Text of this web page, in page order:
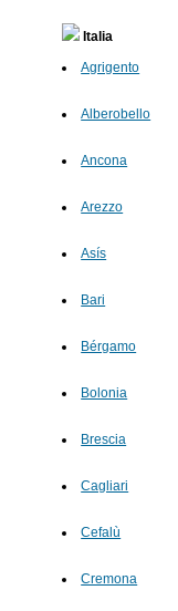
Italia
Agrigento
Alberobello
Ancona
Arezzo
Asís
Bari
Bérgamo
Bolonia
Brescia
Cagliari
Cefalù
Cremona